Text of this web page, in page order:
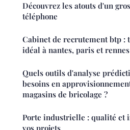
Découvrez les atouts d'un
téléphone
Cabinet de recrutement btp :
idéal à nantes, paris et rennes
Quels outils d'analyse
besoins en
magasins de bricolage ?
Porte industrielle : qualité et